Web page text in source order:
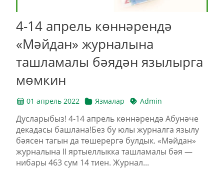
4-14 апрель көннәрендә
«Мәйдан» журналына
ташламалы бәядән язылырга
мөмкин
01 апрель 2022 Язмалар Admin
Дусларыбыз! 4-14 апрель көннәрендә Абунәче
декадасы башлана!Без бу юлы журналга язылу
бәясен тагын да төшерергә булдык. «Мәйдан»
журналына II яртыеллыкка ташламалы бәя —
нибары 463 сум 14 тиен. Журнал...